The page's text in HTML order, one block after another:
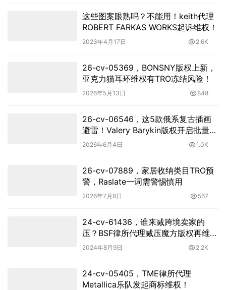
这些图案眼熟吗？不能用！keith代理
ROBERT FARKAS WORKS起诉维权！
2023年4月17日 2.6K
26-cv-05369，BONSNY版权上新，
亚克力猫耳环维权有TRO冻结风险！
2026年5月13日 848
26-cv-06546，这5款俄系复古插画
避雷！Valery Barykin版权开启批量
TRO，51店高危！
2026年6月4日 1.0K
26-cv-07889，家居收纳类目TRO预
警，Raslate一词需警惕慎用
2026年7月8日 567
24-cv-61436，谁来减跨境卖家的
压？BSF律所代理减压魔方版权再维
权！
2024年8月9日 2.2K
24-cv-05405，TME律所代理
Metallica乐队发起商标维权！